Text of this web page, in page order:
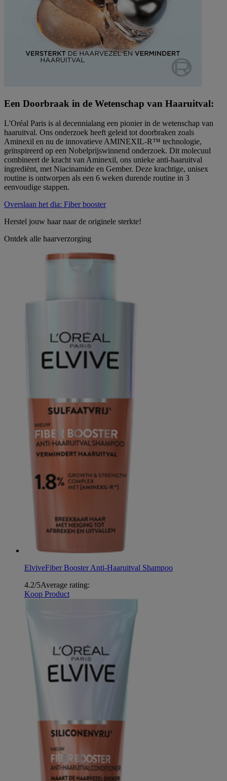
Een Doorbraak in de Wetenschap van Haaruitval:
L'Oréal Paris is al decennialang een pionier in de wetenschap van
haaruitval. Ons onderzoek heeft geleid tot doorbraken zoals
Aminexil en nu de innovatieve AMINEXIL-R™ technologie,
geïnspireerd op een Nobelprijswinnend onderzoek. Dit molecuul
combineert de kracht van Aminexil, ons unieke anti-haaruitval
ingrediënt, met Niacinamide en Gember. Deze krachtige, unisex
routine is ontworpen als een 6 weken durende routine in 3
eenvoudige stappen.
Overslaan het dia: Fiber booster
Herstel jouw haar naar de originele sterkte!
Ontdek alle haarverzorging
ElviveFiber Booster Anti-Haaruitval Shampoo
4.2/5Average rating:
Koop Product